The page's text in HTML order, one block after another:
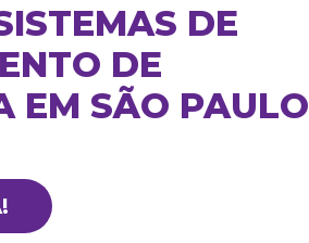
DE
DE
EM SÃO PAULO